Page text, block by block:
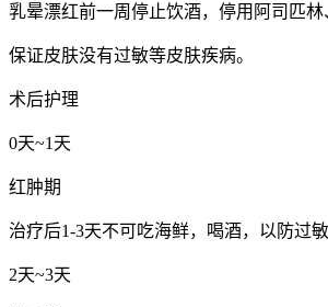
乳晕漂红前一周停止饮酒，停用阿司匹林
保证皮肤没有过敏等皮肤疾病。
术后护理
0天~1天
红肿期
治疗后1-3天不可吃海鲜，喝酒，以防过敏
2天~3天